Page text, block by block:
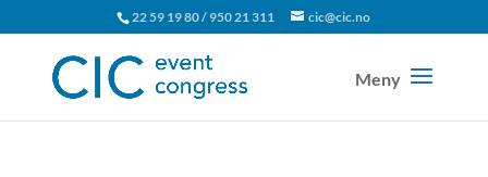
22 59 19 80 / 950 21 311 cic@cic.no